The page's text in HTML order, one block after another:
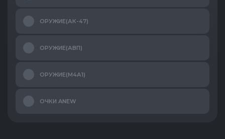
ОРУЖИЕ(АК-47)
ОРУЖИЕ(АВП)
ОРУЖИЕ(М4А1)
ОЧКИ ANEW